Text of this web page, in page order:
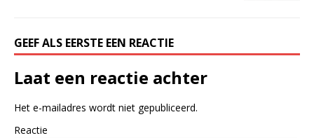
GEEF ALS EERSTE EEN REACTIE
Laat een reactie achter
Het e-mailadres wordt niet gepubliceerd.
Reactie